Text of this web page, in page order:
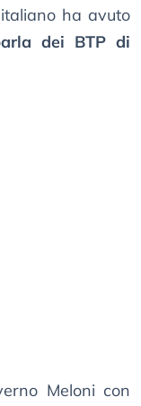
ha avuto
dei BTP di
Meloni con